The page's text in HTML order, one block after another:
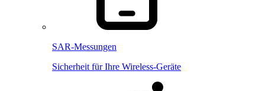
SAR-Messungen
Sicherheit für Ihre Wireless-Geräte